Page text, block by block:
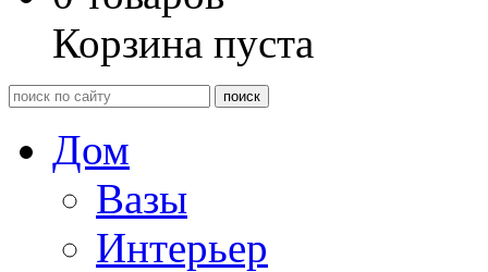
Корзина пуста
Дом
Вазы
Интерьер